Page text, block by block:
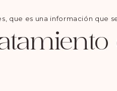
es una información que